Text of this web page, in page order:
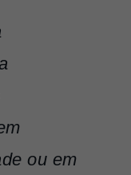
ou em